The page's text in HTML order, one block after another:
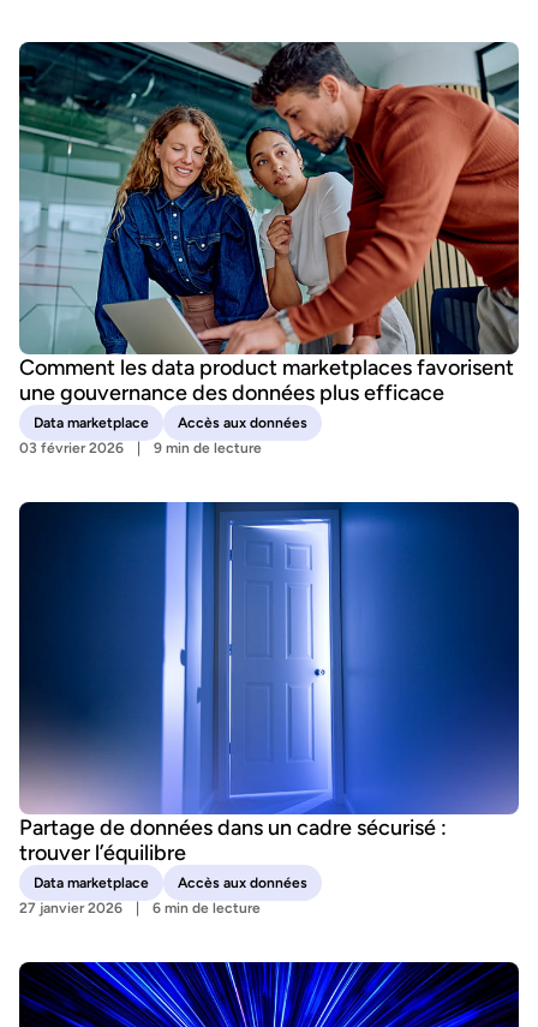
Comment les data product marketplaces favorisent
une gouvernance des données plus efficace
Data marketplace
Accès aux données
03 février 2026
9 min de lecture
Partage de données dans un cadre sécurisé :
trouver l’équilibre
Data marketplace
Accès aux données
27 janvier 2026
6 min de lecture